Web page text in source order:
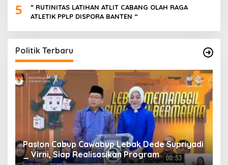
5
” RUTINITAS LATIHAN ATLIT CABANG OLAH RAGA
ATLETIK PPLP DISPORA BANTEN “
Politik Terbaru
Paslon Cabup Cawabup Lebak Dede Supriyadi
_ Virni, Siap Realisasikan Program